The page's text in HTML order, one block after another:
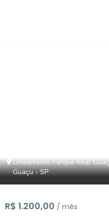
Loteamento Parque Real
Guaçu - SP
R$ 1.200,00 / mês